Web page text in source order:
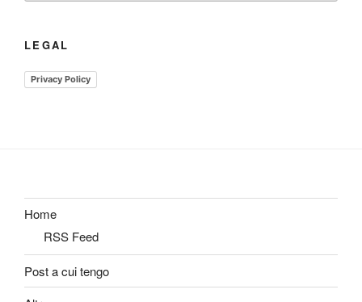
LEGAL
Privacy Policy
Home
RSS Feed
Post a cui tengo